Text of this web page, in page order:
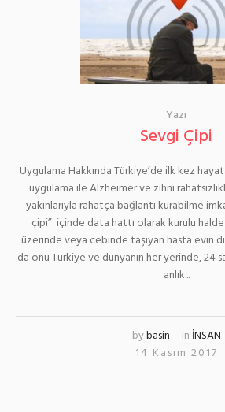
Yazı
Sevgi Çipi
Uygulama Hakkında Türkiye’de ilk kez
uygulama ile Alzheimer ve zihni
yakınlarıyla rahatça bağlantı kurabilme
çipi” içinde data hattı olarak kurulu
üzerinde veya cebinde taşıyan hasta evin
da onu Türkiye ve dünyanın her yerinde, 24
anlık...
bybasin in İNSAN
14 Kasım 2017